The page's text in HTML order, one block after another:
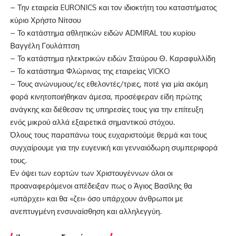
– Την εταιρεία EURONICS και τον ιδιοκτήτη του καταστήματος
κύριο Χρήστο Νίτσου
– Το κατάστημα αθλητικών ειδών ADMIRAL του κυρίου
Βαγγέλη Γουλάπτση
– Το κατάστημα ηλεκτρικών ειδών Σταύρου Θ. Καραφυλλίδη
– Το κατάστημα Φλώρινας της εταιρείας VICKO
– Τους ανώνυμους/ες εθελοντές/τριες, ποτέ για μία ακόμη
φορά κινητοποιήθηκαν άμεσα, προσέφεραν είδη πρώτης
ανάγκης και διέθεσαν τις υπηρεσίες τους για την επίτευξη
ενός μικρού αλλά εξαιρετικά σημαντικού στόχου.
Όλους τους παραπάνω τους ευχαριστούμε θερμά και τους
συγχαίρουμε για την ευγενική και γενναιόδωρη συμπεριφορά
τους.
Εν όψει των εορτών των Χριστουγέννων όλοι οι
προαναφερόμενοι απέδειξαν πως ο Άγιος Βασίλης θα
«υπάρχει» και θα «ζει» όσο υπάρχουν άνθρωποι με
ανεπτυγμένη ενσυναίσθηση και αλληλεγγύη.